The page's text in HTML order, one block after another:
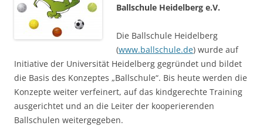
Ballschule Heidelberg e.V.
Die Ballschule Heidelberg
(www.ballschule.de) wurde auf
Initiative der Universität Heidelberg gegründet und bildet
die Basis des Konzeptes „Ballschule“. Bis heute werden die
Konzepte weiter verfeinert, auf das kindgerechte Training
ausgerichtet und an die Leiter der kooperierenden
Ballschulen weitergegeben.